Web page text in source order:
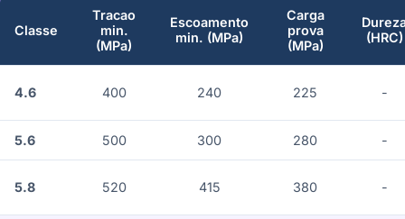
Classe
Tracao
min.
(MPa)
Escoamento
min. (MPa)
Carga
prova
(MPa)
(HRC)
4.6 400 240 225 -
5.6 500 300 280 -
5.8 520 415 380 -